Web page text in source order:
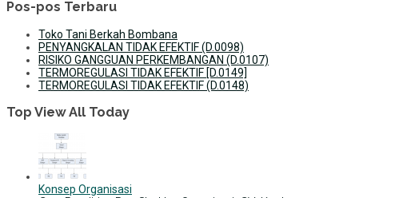
Pos-pos Terbaru
Toko Tani Berkah Bombana
PENYANGKALAN TIDAK EFEKTIF (D.0098)
RISIKO GANGGUAN PERKEMBANGAN (D.0107)
TERMOREGULASI TIDAK EFEKTIF [D.0149]
TERMOREGULASI TIDAK EFEKTIF (D.0148)
Top View All Today
Konsep Organisasi